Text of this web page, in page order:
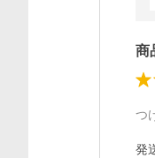
商
つ
発